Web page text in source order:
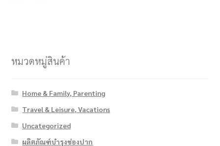
หมวดหมู่สินค้า
Home & Family, Parenting
Travel & Leisure, Vacations
Uncategorized
ผลิตภัณฑ์บำรุงช่องปาก